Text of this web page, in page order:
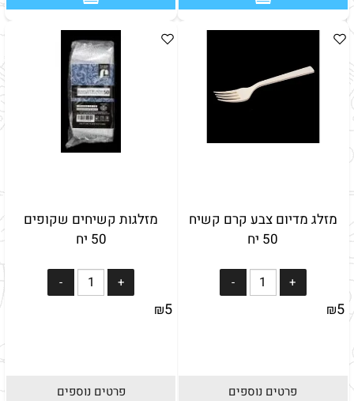
מזלג מדיום צבע קרם קשיח
50 יח
₪5
פרטים נוספים
מזלגות קשיחים שקופים
50 יח
₪5
פרטים נוספים